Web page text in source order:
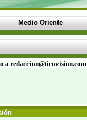
Medio Oriente
a redaccion@ticovision.com